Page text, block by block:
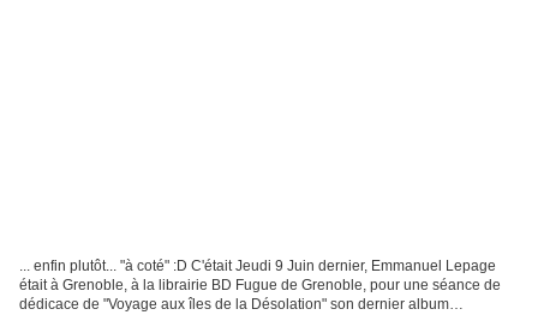
... enfin plutôt... "à coté" :D C'était Jeudi 9 Juin dernier, Emmanuel Lepage
était à Grenoble, à la librairie BD Fugue de Grenoble, pour une séance de
dédicace de "Voyage aux îles de la Désolation" son dernier album